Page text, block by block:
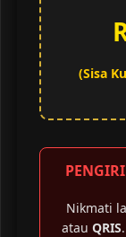
(Sisa
Nikmati
atau QRIS